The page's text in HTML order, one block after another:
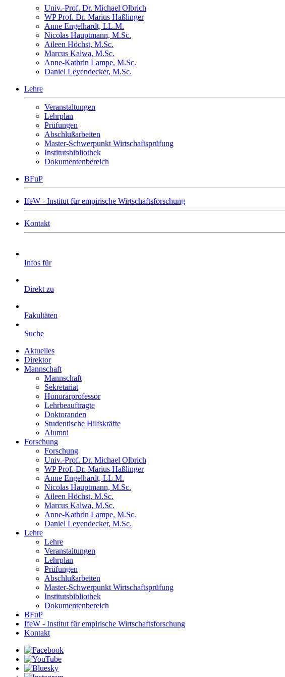
Univ.-Prof. Dr. Michael Olbrich
WP Prof. Dr. Marius Haßlinger
Anne Engelhardt, LL.M.
Nicolas Hauptmann, M.Sc.
Aileen Höchst, M.Sc.
Marcus Kalwa, M.Sc.
Anne-Kathrin Lampe, M.Sc.
Daniel Leyendecker, M.Sc.
Lehre
Veranstaltungen
Lehrplan
Prüfungen
Abschlußarbeiten
Master-Schwerpunkt Wirtschaftsprüfung
Institutsbibliothek
Dokumentenbereich
BFuP
IfeW - Institut für empirische Wirtschaftsforschung
Kontakt
Infos für
Direkt zu
Fakultäten
Suche
Aktuelles
Direktor
Mannschaft
Mannschaft
Sekretariat
Honorarprofessor
Lehrbeauftragte
Doktoranden
Studentische Hilfskräfte
Alumni
Forschung
Forschung
Univ.-Prof. Dr. Michael Olbrich
WP Prof. Dr. Marius Haßlinger
Anne Engelhardt, LL.M.
Nicolas Hauptmann, M.Sc.
Aileen Höchst, M.Sc.
Marcus Kalwa, M.Sc.
Anne-Kathrin Lampe, M.Sc.
Daniel Leyendecker, M.Sc.
Lehre
Lehre
Veranstaltungen
Lehrplan
Prüfungen
Abschlußarbeiten
Master-Schwerpunkt Wirtschaftsprüfung
Institutsbibliothek
Dokumentenbereich
BFuP
IfeW - Institut für empirische Wirtschaftsforschung
Kontakt